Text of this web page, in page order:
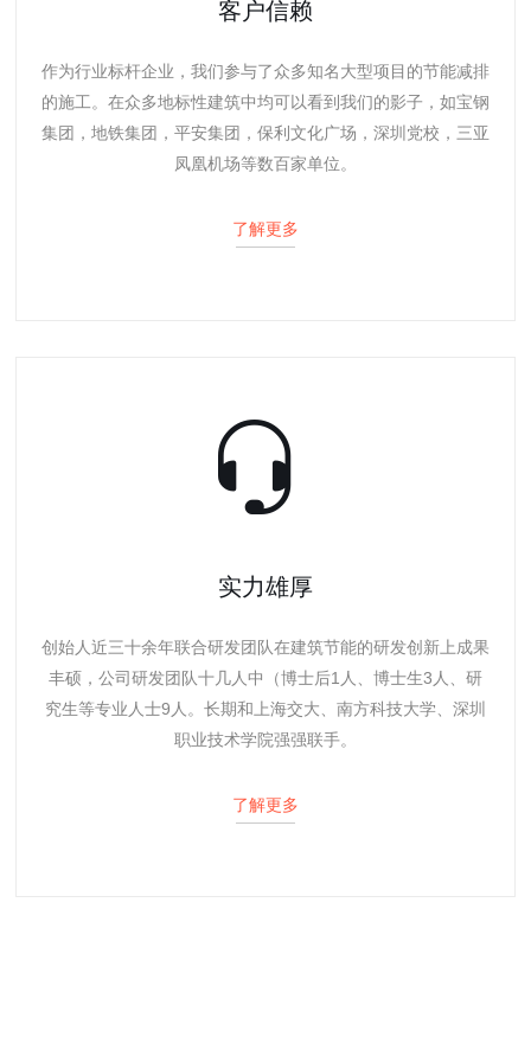
客户信赖
作为行业标杆企业，我们参与了众多知名大型项目的节能减排
的施工。在众多地标性建筑中均可以看到我们的影子，如宝钢
集团，地铁集团，平安集团，保利文化广场，深圳党校，三亚
凤凰机场等数百家单位。
了解更多
实力雄厚
创始人近三十余年联合研发团队在建筑节能的研发创新上成果
丰硕，公司研发团队十几人中（博士后1人、博士生3人、研
究生等专业人士9人。长期和上海交大、南方科技大学、深圳
职业技术学院强强联手。
了解更多